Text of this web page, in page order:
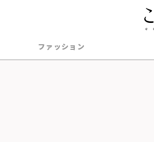
ファッション